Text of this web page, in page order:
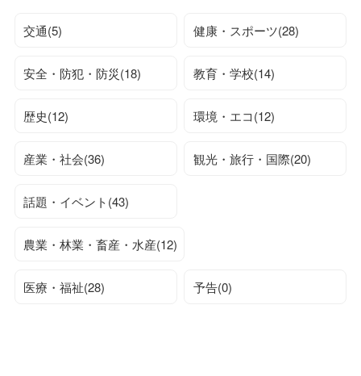
交通(5) 健康・スポーツ(28)
安全・防犯・防災(18) 教育・学校(14)
歴史(12) 環境・エコ(12)
産業・社会(36) 観光・旅行・国際(20)
話題・イベント(43)
農業・林業・畜産・水産(12)
医療・福祉(28) 予告(0)